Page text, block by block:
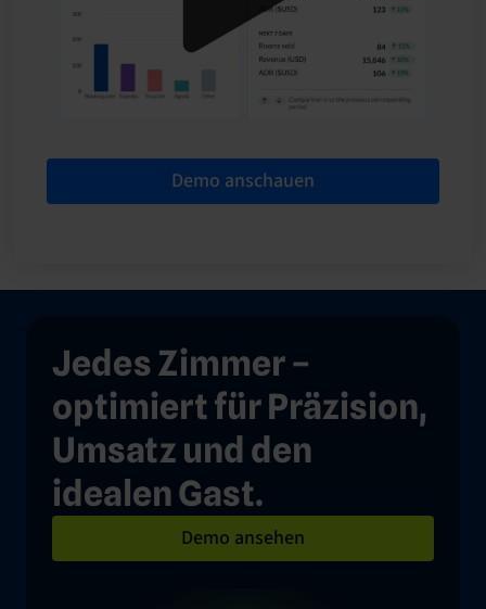
Demo anschauen
Jedes Zimmer –
optimiert für Präzision,
Umsatz und den
idealen Gast.
Demo ansehen